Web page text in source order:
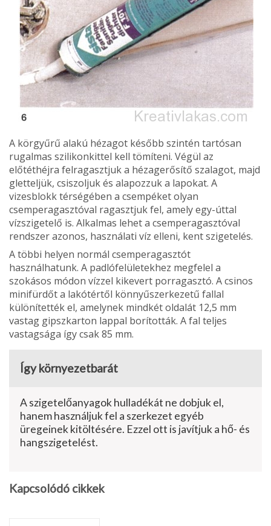
A körgyűrű alakú hézagot később szintén tartósan
rugalmas szilikonkittel kell tömíteni. Végül az
előtéthéjra felragasztjuk a hézagerősítő szalagot, majd
gletteljük, csiszoljuk és alapozzuk a lapokat. A
vizesblokk térségében a csempéket olyan
csemperagasztóval ragasztjuk fel, amely egy-úttal
vízszigetelő is. Alkalmas lehet a csemperagasztóval
rendszer azonos, használati víz elleni, kent szigetelés.
A többi helyen normál csemperagasztót
használhatunk. A padlófelületekhez megfelel a
szokásos módon vízzel kikevert porragasztó. A csinos
minifürdőt a lakótértől könnyűszerkezetű fallal
különítették el, amelynek mindkét oldalát 12,5 mm
vastag gipszkarton lappal borították. A fal teljes
vastagsága így csak 85 mm.
Így környezetbarát
A szigetelőanyagok hulladékát ne dobjuk el,
hanem használjuk fel a szerkezet egyéb
üregeinek kitöltésére. Ezzel ott is javítjuk a hő- és
hangszigetelést.
Kapcsolódó cikkek